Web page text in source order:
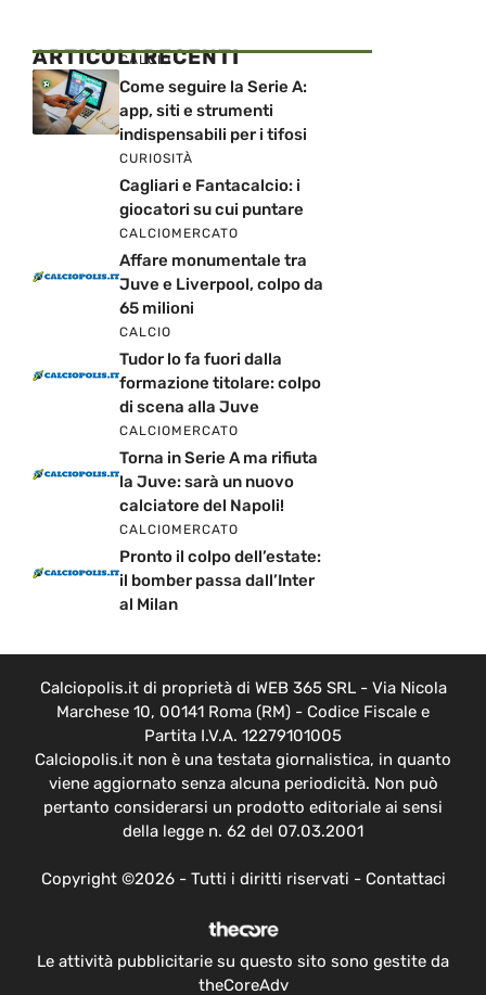
ARTICOLI RECENTI
CALCIO
Come seguire la Serie A:
app, siti e strumenti
indispensabili per i tifosi
CURIOSITÀ
Cagliari e Fantacalcio: i
giocatori su cui puntare
CALCIOMERCATO
Affare monumentale tra
Juve e Liverpool, colpo da
65 milioni
CALCIO
Tudor lo fa fuori dalla
formazione titolare: colpo
di scena alla Juve
CALCIOMERCATO
Torna in Serie A ma rifiuta
la Juve: sarà un nuovo
calciatore del Napoli!
CALCIOMERCATO
Pronto il colpo dell’estate:
il bomber passa dall’Inter
al Milan
Calciopolis.it di proprietà di WEB 365 SRL - Via Nicola
Marchese 10, 00141 Roma (RM) - Codice Fiscale e
Partita I.V.A. 12279101005
Calciopolis.it non è una testata giornalistica, in quanto
viene aggiornato senza alcuna periodicità. Non può
pertanto considerarsi un prodotto editoriale ai sensi
della legge n. 62 del 07.03.2001
Copyright ©2026 - Tutti i diritti riservati - Contattaci
Le attività pubblicitarie su questo sito sono gestite da
theCoreAdv